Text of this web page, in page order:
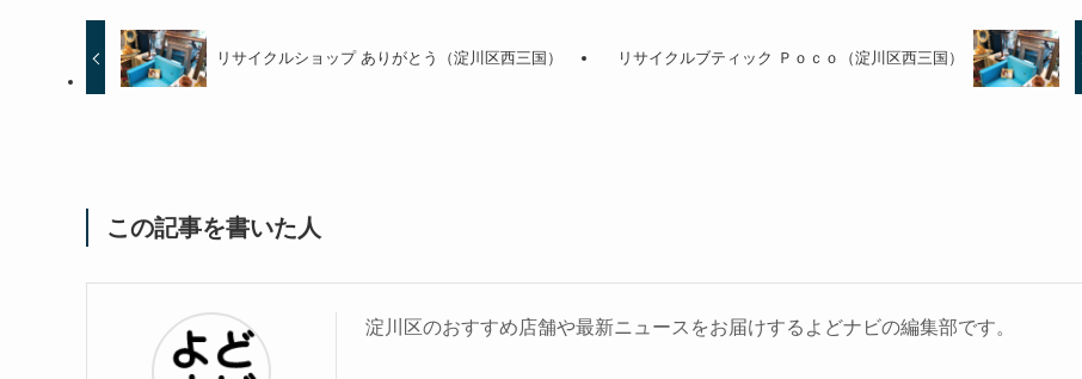
リサイクルショップ ありがとう（淀川区西三国） リサイクルブティック Ｐｏｃｏ（淀川区西三国）
この記事を書いた人
淀川区のおすすめ店舗や最新ニュースをお届けするよどナビの編集部です。